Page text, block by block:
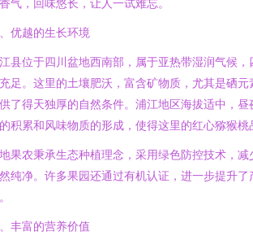
气，回味悠长，让人一试难忘。
优越的生长环境
县位于四川盆地西南部，属于亚热带湿润气候
足。这里的土壤肥沃，富含矿物质，尤其是硒
了得天独厚的自然条件。浦江地区海拔适中，
积累和风味物质的形成，使得这里的红心猕猴桃
果农秉承生态种植理念，采用绿色防控技术，
纯净。许多果园还通过有机认证，进一步提升
丰富的营养价值